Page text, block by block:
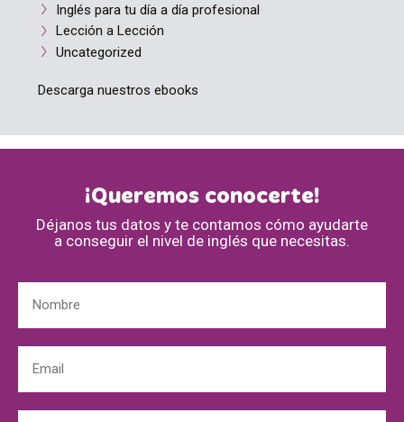
Inglés para tu día a día profesional
Lección a Lección
Uncategorized
Descarga nuestros ebooks
¡Queremos conocerte!
Déjanos tus datos y te contamos cómo ayudarte
a conseguir el nivel de inglés que necesitas.